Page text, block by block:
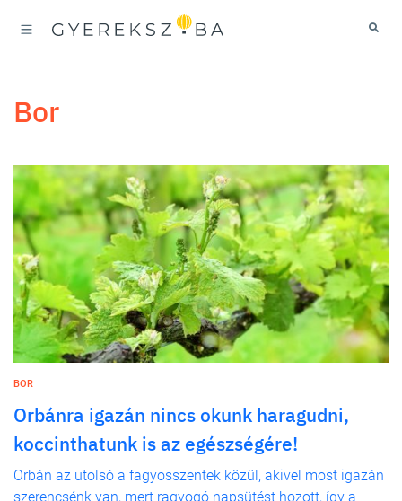
bor
BOR
Orbánra igazán nincs okunk haragudni,
koccinthatunk is az egészségére!
Orbán az utolsó a fagyosszentek közül, akivel most igazán
szerencsénk van, mert ragyogó napsütést hozott, így a